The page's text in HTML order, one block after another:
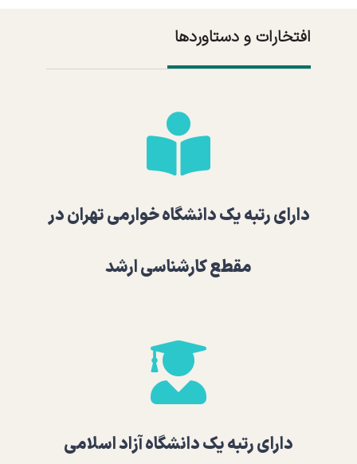
افتخارات و دستاوردها
دارای رتبه یک دانشگاه خوارمی تهران در
مقطع کارشناسی ارشد
دارای رتبه یک دانشگاه آزاد اسلامی